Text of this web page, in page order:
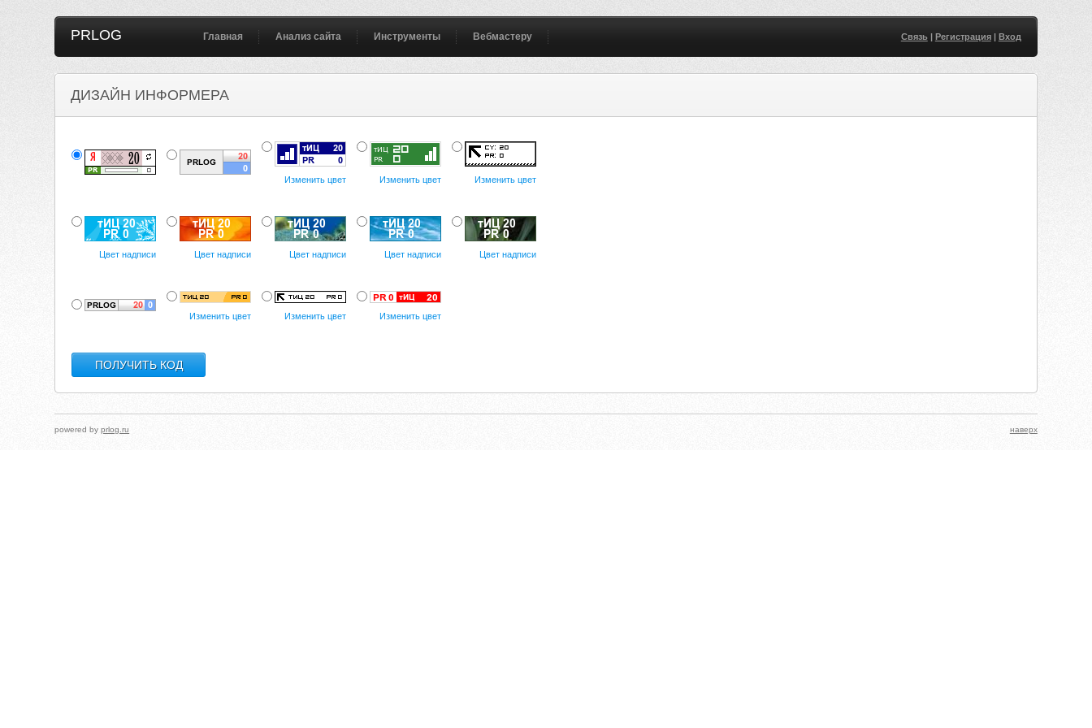
PRLOG Главная Анализ сайта Инструменты Вебмастеру Связь| Регистрация| Вход
ДИЗАЙН ИНФОРМЕРА
Изменить цвет Изменить цвет Изменить цвет
Цвет надписи Цвет надписи Цвет надписи Цвет надписи Цвет надписи
Изменить цвет Изменить цвет Изменить цвет
powered byprlog.ru наверх